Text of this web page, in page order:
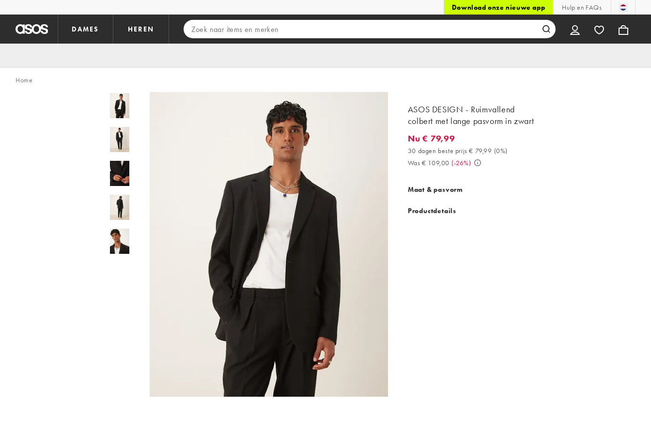
Download onze nieuwe app Hulp en FAQs
DAMES HEREN
Home
ASOS DESIGN - Ruimvallend
colbert met lange pasvorm in zwart
Nu € 79,99. 30 dagen beste prijs € 79,99 (0%). Was € 109,00. (-26%)
Nu € 79,99
30 dagen beste prijs € 79,99 (0%)
Was € 109,00 (-26%)
Maat & pasvorm
Productdetails